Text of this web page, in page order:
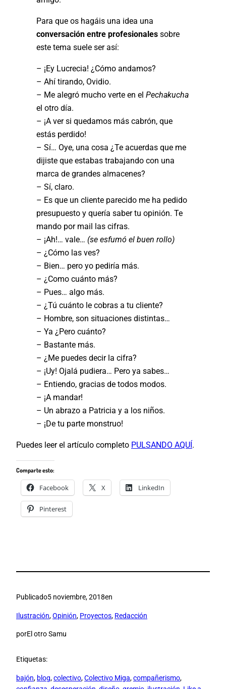
Para que os hagáis una idea una
conversación entre profesionales sobre
este tema suele ser así:
– ¡Ey Lucrecia! ¿Cómo andamos?
– Ahí tirando, Ovidio.
– Me alegró mucho verte en el Pechakucha
el otro día.
– ¡A ver si quedamos más cabrón, que
estás perdido!
– Sí… Oye, una cosa ¿Te acuerdas que me
dijiste que estabas trabajando con una
marca de grandes almacenes?
– Sí, claro.
– Es que un cliente parecido me ha pedido
presupuesto y quería saber tu opinión. Te
mando por mail las cifras.
– ¡Ah!… vale… (se esfumó el buen rollo)
– ¿Cómo las ves?
– Bien… pero yo pediría más.
– ¿Como cuánto más?
– Pues… algo más.
– ¿Tú cuánto le cobras a tu cliente?
– Hombre, son situaciones distintas…
– Ya ¿Pero cuánto?
– Bastante más.
– ¿Me puedes decir la cifra?
– ¡Uy! Ojalá pudiera… Pero ya sabes…
– Entiendo, gracias de todos modos.
– ¡A mandar!
– Un abrazo a Patricia y a los niños.
– ¡De tu parte monstruo!
Puedes leer el artículo completo PULSANDO AQUÍ .
Comparte esto:
Facebook X LinkedIn
Pinterest
Publicado5 noviembre, 2018en
Ilustración, Opinión, Proyectos, Redacción
porEl otro Samu
Etiquetas:
bajón, blog, colectivo, Colectivo Miga, compañerismo